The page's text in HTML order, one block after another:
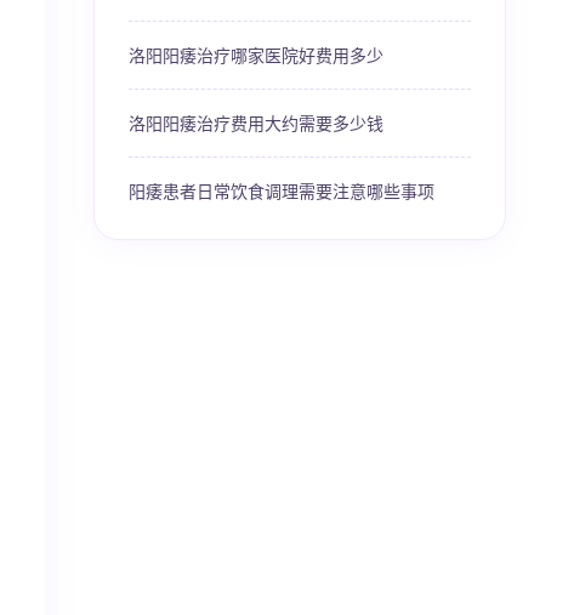
洛阳阳痿治疗哪家医院好费用多少
洛阳阳痿治疗费用大约需要多少钱
阳痿患者日常饮食调理需要注意哪些事项